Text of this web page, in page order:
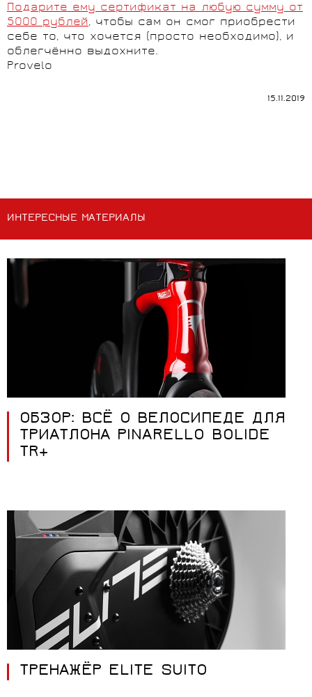
Подарите ему сертификат на любую сумму от
5000 рублей, чтобы сам он смог приобрести
себе то, что хочется (просто необходимо), и
облегчённо выдохните.
Provelo
15.11.2019
ИНТЕРЕСНЫЕ МАТЕРИАЛЫ
ОБЗОР: ВСЁ О ВЕЛОСИПЕДЕ ДЛЯ
ТРИАТЛОНА PINARELLO BOLIDE
TR+
ТРЕНАЖЁР ELITE SUITO